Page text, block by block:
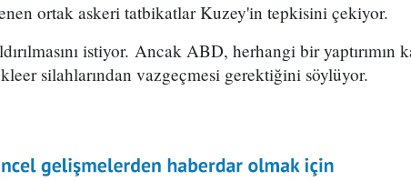
ortak askeri tatbikatlar Kuzey'in tepkisini çekiyor.
istiyor. Ancak ABD, herhangi bir yaptırımın
silahlarından vazgeçmesi gerektiğini söylüyor.